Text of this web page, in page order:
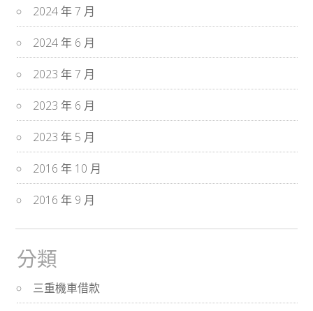
2024 年 7 月
2024 年 6 月
2023 年 7 月
2023 年 6 月
2023 年 5 月
2016 年 10 月
2016 年 9 月
分類
三重機車借款